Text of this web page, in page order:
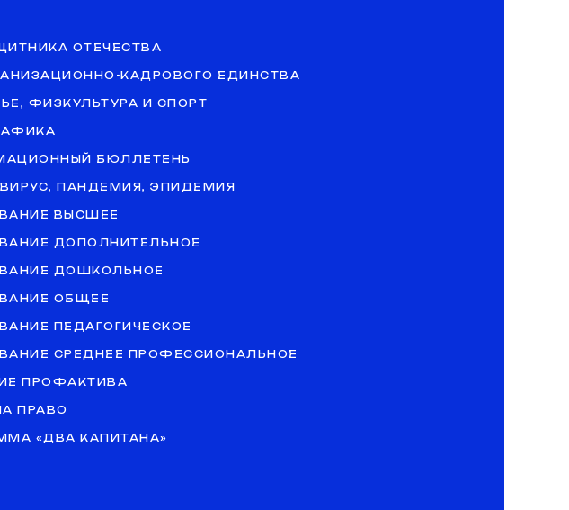
ОТЕЧЕСТВА
КАДРОВОГО ЕДИНСТВА
ФИЗКУЛЬТУРА И СПОРТ
БЮЛЛЕТЕНЬ
ПАНДЕМИЯ, ЭПИДЕМИЯ
ВЫСШЕЕ
ДОПОЛНИТЕЛЬНОЕ
ДОШКОЛЬНОЕ
ОБЩЕЕ
ПЕДАГОГИЧЕСКОЕ
СРЕДНЕЕ ПРОФЕССИОНАЛЬНОЕ
ПРОФАКТИВА
ПРАВО
«ДВА КАПИТАНА»